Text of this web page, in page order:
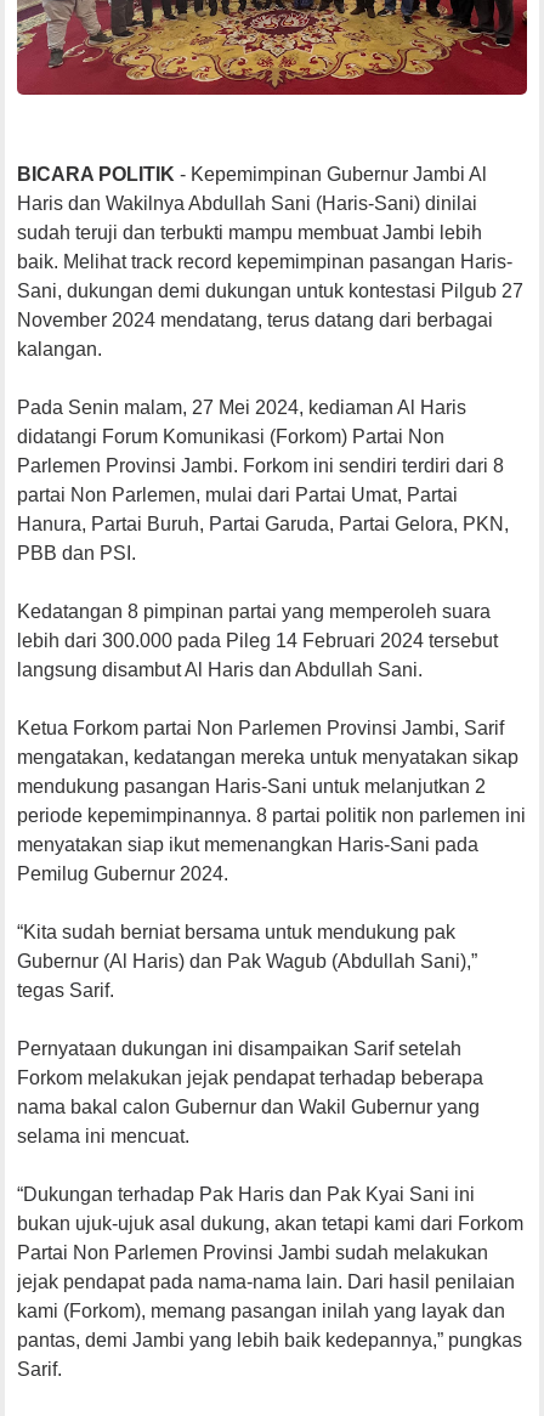
BICARA POLITIK - Kepemimpinan Gubernur Jambi Al
Haris dan Wakilnya Abdullah Sani (Haris-Sani) dinilai
sudah teruji dan terbukti mampu membuat Jambi lebih
baik. Melihat track record kepemimpinan pasangan Haris-
Sani, dukungan demi dukungan untuk kontestasi Pilgub 27
November 2024 mendatang, terus datang dari berbagai
kalangan.
Pada Senin malam, 27 Mei 2024, kediaman Al Haris
didatangi Forum Komunikasi (Forkom) Partai Non
Parlemen Provinsi Jambi. Forkom ini sendiri terdiri dari 8
partai Non Parlemen, mulai dari Partai Umat, Partai
Hanura, Partai Buruh, Partai Garuda, Partai Gelora, PKN,
PBB dan PSI.
Kedatangan 8 pimpinan partai yang memperoleh suara
lebih dari 300.000 pada Pileg 14 Februari 2024 tersebut
langsung disambut Al Haris dan Abdullah Sani.
Ketua Forkom partai Non Parlemen Provinsi Jambi, Sarif
mengatakan, kedatangan mereka untuk menyatakan sikap
mendukung pasangan Haris-Sani untuk melanjutkan 2
periode kepemimpinannya. 8 partai politik non parlemen ini
menyatakan siap ikut memenangkan Haris-Sani pada
Pemilug Gubernur 2024.
“Kita sudah berniat bersama untuk mendukung pak
Gubernur (Al Haris) dan Pak Wagub (Abdullah Sani),”
tegas Sarif.
Pernyataan dukungan ini disampaikan Sarif setelah
Forkom melakukan jejak pendapat terhadap beberapa
nama bakal calon Gubernur dan Wakil Gubernur yang
selama ini mencuat.
“Dukungan terhadap Pak Haris dan Pak Kyai Sani ini
bukan ujuk-ujuk asal dukung, akan tetapi kami dari Forkom
Partai Non Parlemen Provinsi Jambi sudah melakukan
jejak pendapat pada nama-nama lain. Dari hasil penilaian
kami (Forkom), memang pasangan inilah yang layak dan
pantas, demi Jambi yang lebih baik kedepannya,” pungkas
Sarif.